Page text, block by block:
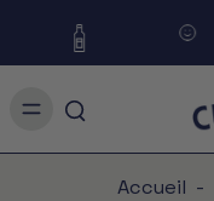
Accueil -